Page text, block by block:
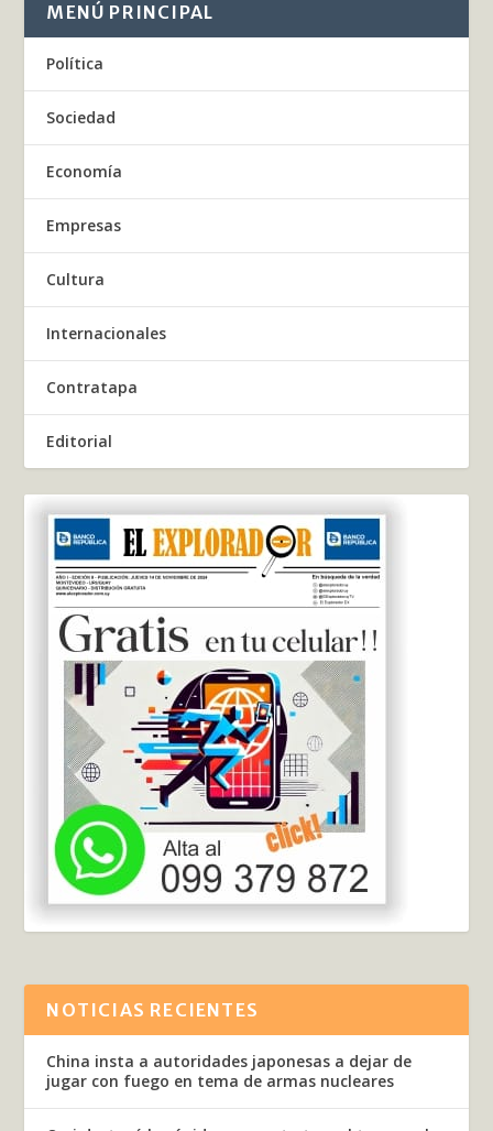
MENÚ PRINCIPAL
Política
Sociedad
Economía
Empresas
Cultura
Internacionales
Contratapa
Editorial
NOTICIAS RECIENTES
China insta a autoridades japonesas a dejar de
jugar con fuego en tema de armas nucleares